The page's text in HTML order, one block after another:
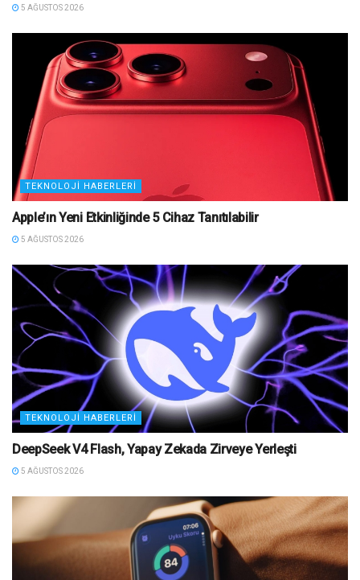
5 AĞUSTOS 2026
TEKNOLOJI HABERLERI
Apple’ın Yeni Etkinliğinde 5 Cihaz Tanıtılabilir
5 AĞUSTOS 2026
TEKNOLOJI HABERLERI
DeepSeek V4 Flash, Yapay Zekada Zirveye Yerleşti
5 AĞUSTOS 2026